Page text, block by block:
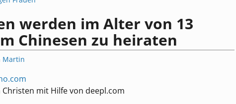
werden im Alter von 13
Chinesen zu heiraten
Martin
mit Hilfe von deepl.com